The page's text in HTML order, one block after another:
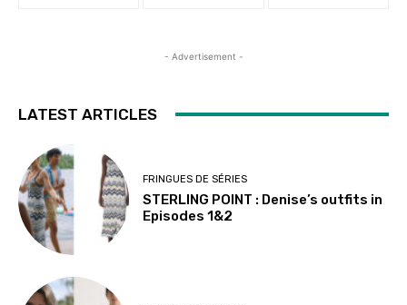
- Advertisement -
LATEST ARTICLES
FRINGUES DE SÉRIES
STERLING POINT : Denise’s outfits in
Episodes 1&2